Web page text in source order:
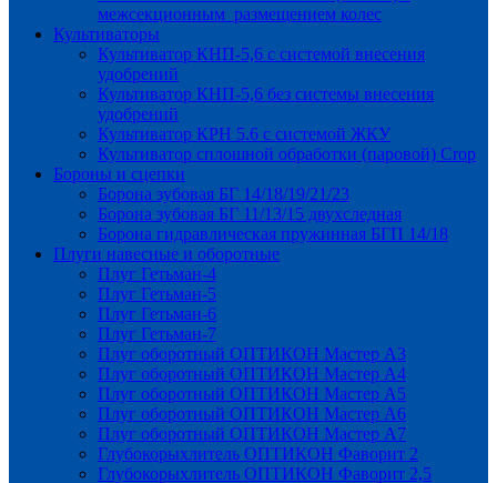
межсекционным размещением колес
Культиваторы
Культиватор КНП-5,6 с системой внесения
удобрений
Культиватор КНП-5,6 без системы внесения
удобрений
Культиватор КРН 5.6 с системой ЖКУ
Культиватор сплошной обработки (паровой) Crop
Бороны и сцепки
Борона зубовая БГ 14/18/19/21/23
Борона зубовая БГ 11/13/15 двухследная
Борона гидравлическая пружинная БГП 14/18
Плуги навесные и оборотные
Плуг Гетьман-4
Плуг Гетьман-5
Плуг Гетьман-6
Плуг Гетьман-7
Плуг оборотный ОПТИКОН Мастер А3
Плуг оборотный ОПТИКОН Мастер А4
Плуг оборотный ОПТИКОН Мастер А5
Плуг оборотный ОПТИКОН Мастер А6
Плуг оборотный ОПТИКОН Мастер А7
Глубокорыхлитель ОПТИКОН Фаворит 2
Глубокорыхлитель ОПТИКОН Фаворит 2,5